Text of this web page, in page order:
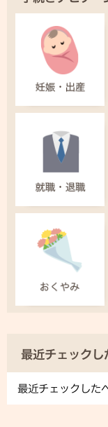
最近チェックし
最近チェックした